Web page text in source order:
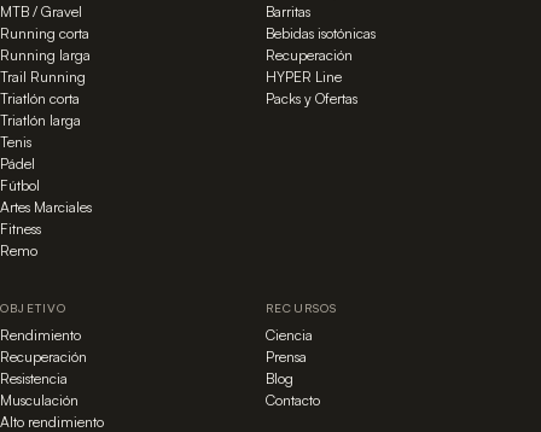
MTB / Gravel
Running corta
Running larga
Trail Running
Triatlón corta
Triatlón larga
Tenis
Pádel
Fútbol
Artes Marciales
Fitness
Remo
Barritas
Bebidas isotónicas
Recuperación
HYPER Line
Packs y Ofertas
OBJETIVO
Rendimiento
Recuperación
Resistencia
Musculación
Alto rendimiento
RECURSOS
Ciencia
Prensa
Blog
Contacto